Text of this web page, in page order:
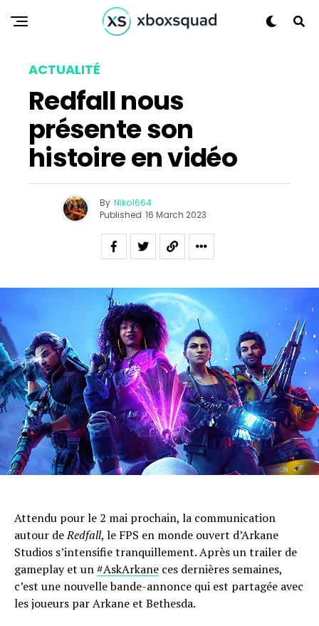
ACTUALITÉ
Redfall nous
présente son
histoire en vidéo
By Niko1664
Published 16 March 2023
Attendu pour le 2 mai prochain, la communication
autour deRedfall, le FPS en monde ouvert d’Arkane
Studios s’intensifie tranquillement. Après un trailer de
gameplay et un#AskArkane ces dernières semaines,
c’est une nouvelle bande-annonce qui est partagée avec
les joueurs par Arkane et Bethesda.
Pinterest
Whatsapp